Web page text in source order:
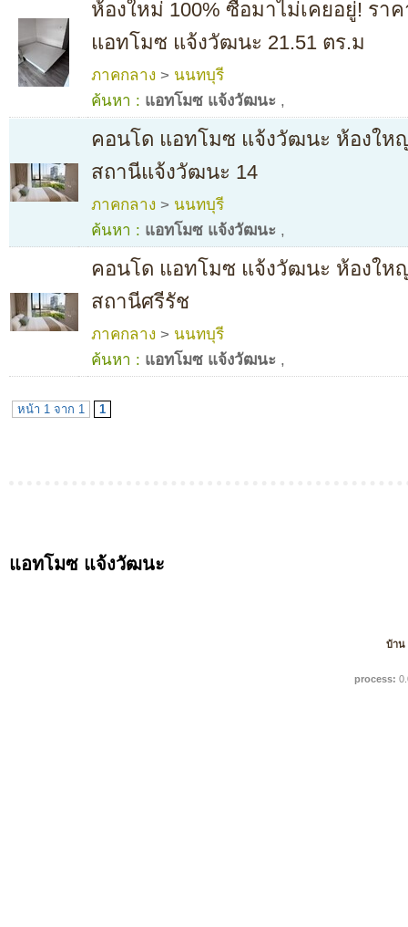
ห้องใหม่ 100% ซื้อมาไม่เคยอยู่! รา
แอทโมซ แจ้งวัฒนะ 21.51 ตร.ม
ภาคกลาง > นนทบุรี
ค้นหา : แอทโมซ แจ้งวัฒนะ ,
คอนโด แอทโมซ แจ้งวัฒนะ ห้องให
สถานีแจ้งวัฒนะ 14
ภาคกลาง > นนทบุรี
ค้นหา : แอทโมซ แจ้งวัฒนะ ,
คอนโด แอทโมซ แจ้งวัฒนะ ห้องให
สถานีศรีรัช
ภาคกลาง > นนทบุรี
ค้นหา : แอทโมซ แจ้งวัฒนะ ,
หน้า 1 จาก 1 1
แอทโมซ แจ้งวัฒนะ
บ้าน
process: